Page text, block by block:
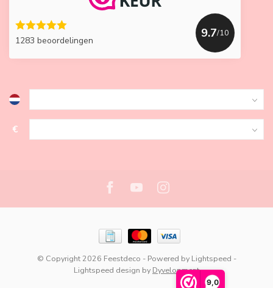
9,0
1283 beoordelingen
9.7/10
€
© Copyright 2026 Feestdeco - Powered by Lightspeed -
Lightspeed design by Dyvelopment